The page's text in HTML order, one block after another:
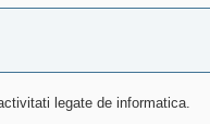
legate de informatica.